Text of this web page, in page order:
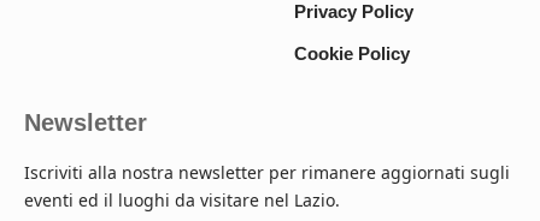
Privacy Policy
Cookie Policy
Newsletter
Iscriviti alla nostra newsletter per rimanere aggiornati sugli
eventi ed il luoghi da visitare nel Lazio.